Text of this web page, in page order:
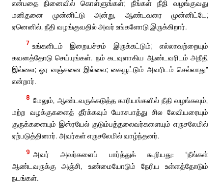
என்பதை நினைவில் கொள்ளுங்கள்; நீங்கள் நீதி வழங்குவது
மனிதனை முன்னிட்டு அன்று, ஆண்டவரை முன்னிட்டே;
ஏனெனில், நீதி வழங்குவதில் அவர் உங்களோடு இருக்கிறார்.
7 உங்களிடம் இறையச்சம் இருக்கட்டும்; எல்லாவற்றையும்
கவனத்தோடு செய்யுங்கள். நம் கடவுளாகிய ஆண்டவரிடம் அநீதி
இல்லை; ஓர வஞ்சனை இல்லை; கையூட்டும் அவரிடம் செல்லாது”
என்றார்.
8 மேலும், ஆண்டவருக்கடுத்த காரியங்களில் நீதி வழங்கவும்,
மற்ற வழக்குகளைத் தீர்க்கவும் யோசபாத்து சில லேவியரையும்
குருக்களையும் இஸ்ரயேல் குடும்பத்தலைவர்களையும் எருசலேமில்
ஏற்படுத்தினார். அவர்கள் எருசலேமில் வாழ்ந்தனர்.
9 அவர் அவர்களைப் பார்த்துக் கூறியது: “நீங்கள்
ஆண்டவருக்கு அஞ்சி, உண்மையோடும் நேரிய உள்ளத்தோடும்
நடங்கள்.